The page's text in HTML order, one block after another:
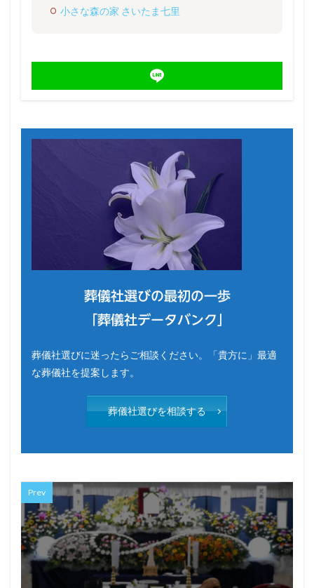
小さな森の家 さいたま七里
葬儀社選びの最初の一歩
「葬儀社データバンク」
葬儀社選びに迷ったらご相談ください。「貴方に」最適
な葬儀社を提案します。
葬儀社選びを相談する
Prev